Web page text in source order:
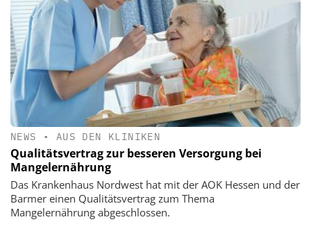
NEWS • AUS DEN KLINIKEN
Qualitätsvertrag zur besseren Versorgung bei
Mangelernährung
Das Krankenhaus Nordwest hat mit der AOK Hessen und der
Barmer einen Qualitätsvertrag zum Thema
Mangelernährung abgeschlossen.